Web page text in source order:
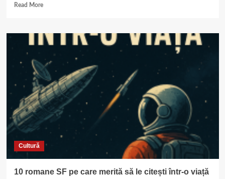
istoria
Read MoreRead
De
ce
căzut
Roma?
Cultură
10 romane SF pe care merită să le citești într-o viață